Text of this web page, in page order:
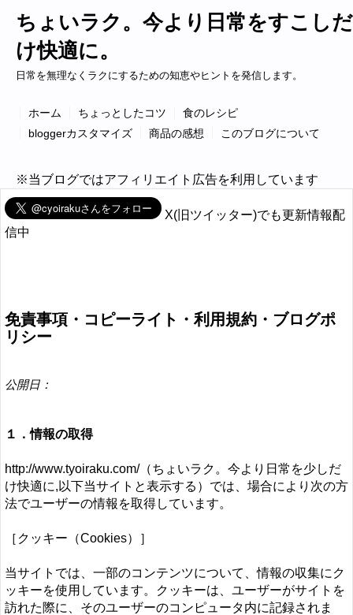
ちょいラク。今より日常をすこしだ
け快適に。
日常を無理なくラクにするための知恵やヒントを発信します。
ホーム ちょっとしたコツ
食のレシピ
bloggerカスタマイズ
商品の感想 このブログについて
※当ブログではアフィリエイト広告を利用しています
X(旧ツイッター)でも更新情報配
信中
免責事項・コピーライト・利用規約・ブログポ
リシー
公開日：
１．情報の取得
http://www.tyoiraku.com/（ちょいラク。今より日常を少しだ
け快適に,以下当サイトと表示する）では、場合により次の方
法でユーザーの情報を取得しています。
［クッキー（Cookies）］
当サイトでは、一部のコンテンツについて、情報の収集にク
ッキーを使用しています。クッキーは、ユーザーがサイトを
訪れた際に、そのユーザーのコンピュータ内に記録されま